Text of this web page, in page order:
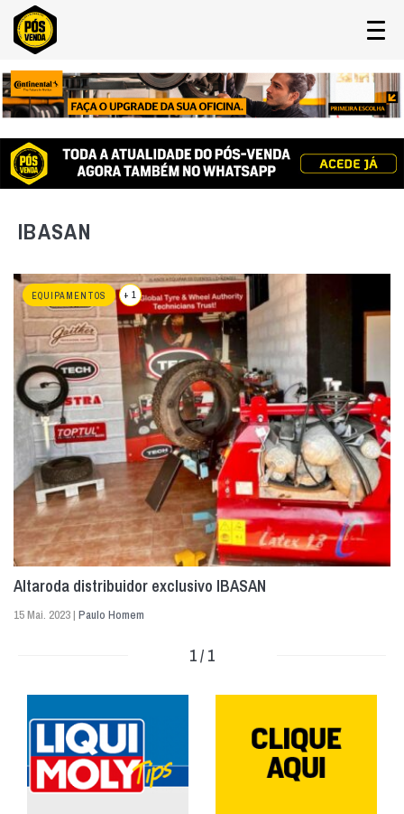
IBASAN
EQUIPAMENTOS + 1
Altaroda distribuidor exclusivo IBASAN
15 Mai. 2023 | Paulo Homem
1 / 1